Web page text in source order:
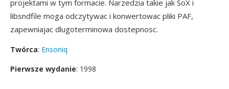
projektami w tym formacie. Narzedzia takie jak SoX i
libsndfile moga odczytywac i konwertowac pliki PAF,
zapewniajac dlugoterminowa dostepnosc.
Twórca: Ensoniq
Pierwsze wydanie: 1998